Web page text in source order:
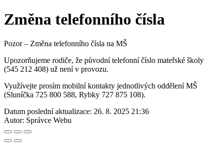
Změna telefonního čísla
Pozor – Změna telefonního čísla na MŠ
Upozorňujeme rodiče, že původní telefonní číslo mateřské školy
(545 212 408) už není v provozu.
Využívejte prosím mobilní kontakty jednotlivých oddělení MŠ
(Sluníčka 725 800 588, Rybky 727 875 108).
Datum poslední aktualizace: 26. 8. 2025 21:36
Autor: Správce Webu